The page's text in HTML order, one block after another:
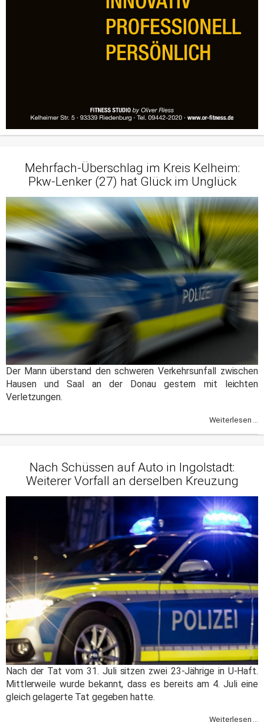
Mehrfach-Überschlag im Kreis Kelheim:
Pkw-Lenker (27) hat Glück im Unglück
Der Mann überstand den schweren Verkehrsunfall zwischen
Hausen und Saal an der Donau gestern mit leichten
Verletzungen.
Weiterlesen ...
Nach Schüssen auf Auto in Ingolstadt:
Weiterer Vorfall an derselben Kreuzung
Nach der Tat vom 31. Juli sitzen zwei 23-Jährige in U-Haft.
Mittlerweile wurde bekannt, dass es bereits am 4. Juli eine
gleich gelagerte Tat gegeben hatte.
Weiterlesen ...